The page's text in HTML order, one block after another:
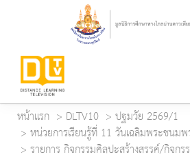
หน้าแรก DLTV10
ปฐมวัย 2569/1
หน่วยการเรียนรู้ที่ 11 วันเฉลิมพระชนม
รายการ กิจกรรมศิลปะสร้างสรรค์/กิจก